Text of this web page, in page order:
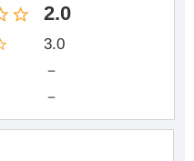
2.0
3.0
－
－